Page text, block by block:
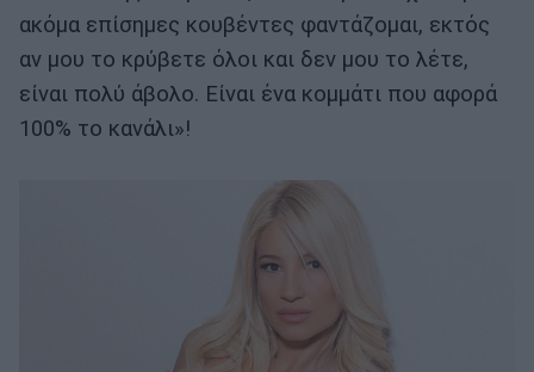
ακόμα επίσημες κουβέντες φαντάζομαι, εκτός
αν μου το κρύβετε όλοι και δεν μου το λέτε,
είναι πολύ άβολο. Είναι ένα κομμάτι που αφορά
100% το κανάλι»!